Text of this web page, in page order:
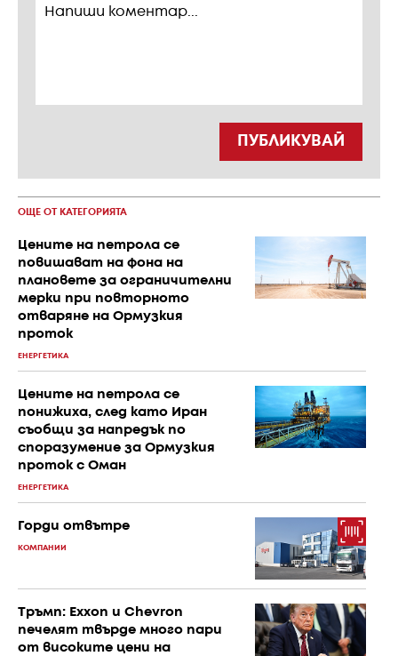
ПУБЛИКУВАЙ
ОЩЕ ОТ КАТЕГОРИЯТА
Цените на петрола се
повишават на фона на
плановете за ограничителни
мерки при повторното
отваряне на Ормузкия
проток
ЕНЕРГЕТИКА
Цените на петрола се
понижиха, след като Иран
съобщи за напредък по
споразумение за Ормузкия
проток с Оман
ЕНЕРГЕТИКА
Горди отвътре
КОМПАНИИ
Тръмп: Exxon и Chevron
печелят твърде много пари
от високите цени на